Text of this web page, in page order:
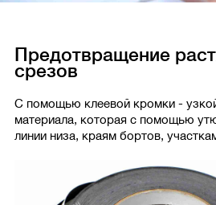
Предотвращение
срезов
С помощью клеевой кромки -
материала, которая с помощью
линии низа, краям бортов,